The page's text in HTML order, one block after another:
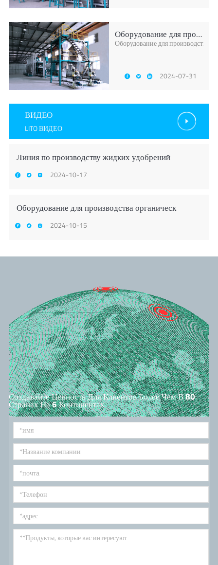
Оборудование для производства компонентн
Оборудование для производства
2024-07-31
ВИДЕО
LITO ВИДЕО
Линия по производству жидких удобрений
2024-10-17
Оборудование для производства органическ
2024-10-15
Создавайте Ценность Для Клиентов Более Чем В 80
Странах На 6 Континентах